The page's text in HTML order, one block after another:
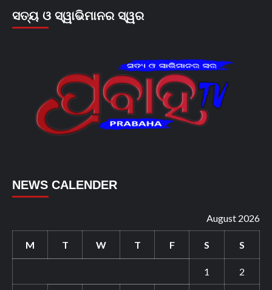
ସତ୍ୟ ଓ ସ୍ୱାଭିମାନର ସ୍ୱର
NEWS CALENDER
August 2026
M T W T F S S
1 2